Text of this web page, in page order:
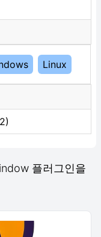
Linux
플러그인을